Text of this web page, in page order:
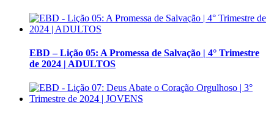
EBD – Lição 05: A Promessa de Salvação | 4° Trimestre
de 2024 | ADULTOS